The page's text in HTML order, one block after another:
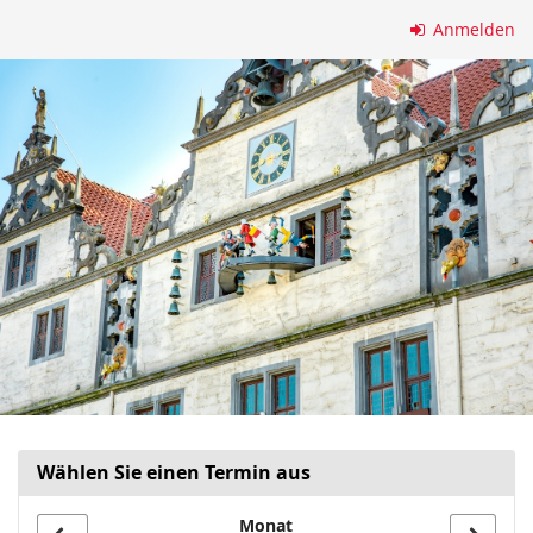
springen
Anmelden
Wählen Sie einen Termin aus
Monat